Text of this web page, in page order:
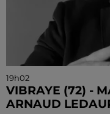
19h02
VIBRAYE (72) -
ARNAUD